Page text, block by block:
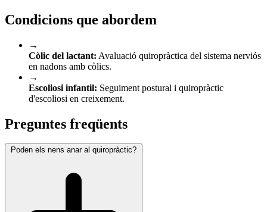
Condicions que abordem
→
Còlic del lactant: Avaluació quiropràctica del sistema nerviós
en nadons amb còlics.
→
Escoliosi infantil: Seguiment postural i quiropràctic
d'escoliosi en creixement.
Preguntes freqüents
Poden els nens anar al quiropràctic?